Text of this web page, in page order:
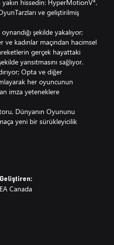
hissedin: HyperMotionV*,
ve geliştirilmiş
şekilde yakalıyor;
ve kadınlar maçından hacimsel
gerçek hayattaki
yansıtmasını sağlıyor.
Opta ve diğer
her oyuncunun
imza yeteneklere
Dünyanın Oyununu
yeni bir sürükleyicilik
kulüp efsanelerini
kendi hikayenizi yazın,
oyun** ile sahada
yenilikçi geleceğinin bir
Geliştiren:
EA Canada